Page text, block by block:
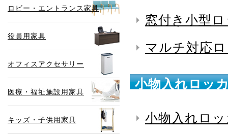
窓付き小型
マルチ対応
小物入れロッ
小物入れロ
ロビー・エントランス家具
役員用家具
オフィスアクセサリー
医療・福祉施設用家具
キッズ・子供用家具